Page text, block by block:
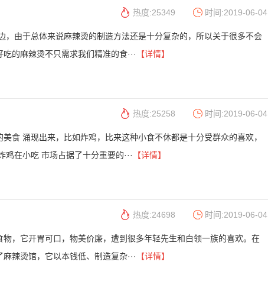
时间:2019-06-04
热度:25349
，由于总体来说麻辣烫的制造方法还是十分复杂的，所以关于很多不会
的麻辣烫不只需求我们精准的食···
【详情】
时间:2019-06-04
热度:25258
食 涌现出来，比如炸鸡，比来这种小食不休都是十分受群众的喜欢，
在小吃 市场占据了十分重要的···
【详情】
时间:2019-06-04
热度:24698
，它开胃可口，物美价廉，遭到很多年轻先生和白领一族的喜欢。在
辣烫馆，它以本钱低、制造复杂···
【详情】